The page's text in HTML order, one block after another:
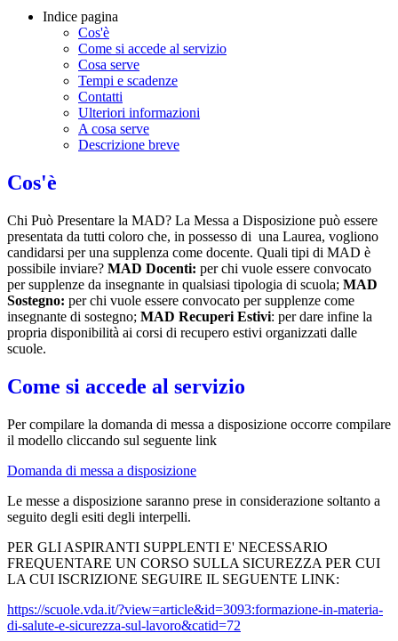
Indice pagina
Cos'è
Come si accede al servizio
Cosa serve
Tempi e scadenze
Contatti
Ulteriori informazioni
A cosa serve
Descrizione breve
Cos'è
Chi Può Presentare la MAD? La Messa a Disposizione può essere
presentata da tutti coloro che, in possesso di una Laurea, vogliono
candidarsi per una supplenza come docente. Quali tipi di MAD è
possibile inviare? MAD Docenti: per chi vuole essere convocato
per supplenze da insegnante in qualsiasi tipologia di scuola; MAD
Sostegno: per chi vuole essere convocato per supplenze come
insegnante di sostegno; MAD Recuperi Estivi: per dare infine la
propria disponibilità ai corsi di recupero estivi organizzati dalle
scuole.
Come si accede al servizio
Per compilare la domanda di messa a disposizione occorre compilare
il modello cliccando sul seguente link
Domanda di messa a disposizione
Le messe a disposizione saranno prese in considerazione soltanto a
seguito degli esiti degli interpelli.
PER GLI ASPIRANTI SUPPLENTI E' NECESSARIO
FREQUENTARE UN CORSO SULLA SICUREZZA PER CUI
LA CUI ISCRIZIONE SEGUIRE IL SEGUENTE LINK:
https://scuole.vda.it/?view=article&id=3093:formazione-in-materia-
di-salute-e-sicurezza-sul-lavoro&catid=72